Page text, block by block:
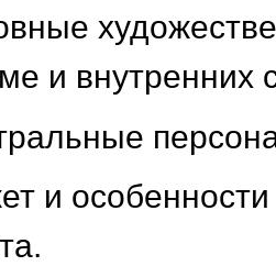
и внутренних
и особенности